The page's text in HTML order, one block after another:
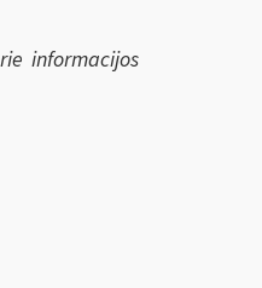
informacijos